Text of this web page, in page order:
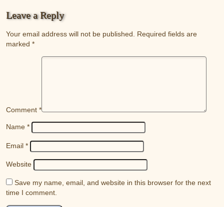
Leave a Reply
Your email address will not be published. Required fields are
marked*
Comment*
Name*
Email*
Website
Save my name, email, and website in this browser for the next
time I comment.